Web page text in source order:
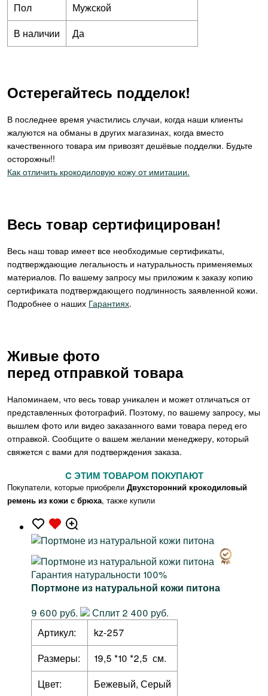
Пол
Мужской
В наличии
Да
Остерегайтесь подделок!
В последнее время участились случаи, когда наши клиенты
жалуются на обманы в других магазинах, когда вместо
качественного товара им привозят дешёвые подделки. Будьте
осторожны!!
Как отличить крокодиловую кожу от имитации.
Весь товар сертифицирован!
Весь наш товар имеет все необходимые сертификаты,
подтверждающие легальность и натуральность применяемых
материалов. По вашему запросу мы приложим к заказу копию
сертификата подтверждающего подлинность заявленной кожи.
Подробнее о наших Гарантиях.
Живые фото
перед отправкой товара
Напоминаем, что весь товар уникален и может отличаться от
представленных фотографий. Поэтому, по вашему запросу, мы
вышлем фото или видео заказанного вами товара перед его
отправкой. Сообщите о вашем желании менеджеру, который
свяжется с вами для подтверждения заказа.
C ЭТИМ ТОВАРОМ ПОКУПАЮТ
Покупатели, которые приобрели Двухсторонний крокодиловый
ремень из кожи с брюха, также купили
Гарантия натуральности 100%
Портмоне из натуральной кожи питона
9 600 руб.
Сплит 2 400 руб.
Артикул:
kz-257
Размеры:
19,5 *10 *2,5 см.
Цвет:
Бежевый, Серый